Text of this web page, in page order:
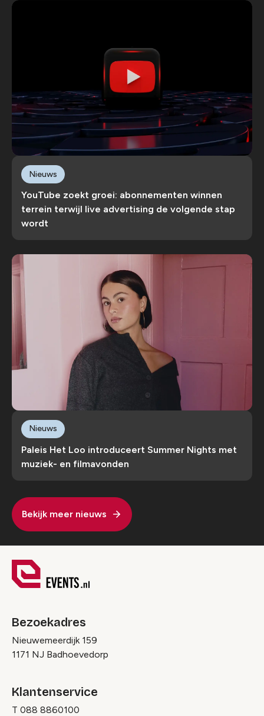
YouTube zoekt groei: abonnementen winnen
terrein terwijl live advertising de volgende stap
wordt
Nieuws
Paleis Het Loo introduceert Summer Nights met
muziek- en filmavonden
Nieuws
Bekijk meer nieuws
Bezoekadres
Nieuwemeerdijk 159
1171 NJ Badhoevedorp
Klantenservice
T 088 8860100